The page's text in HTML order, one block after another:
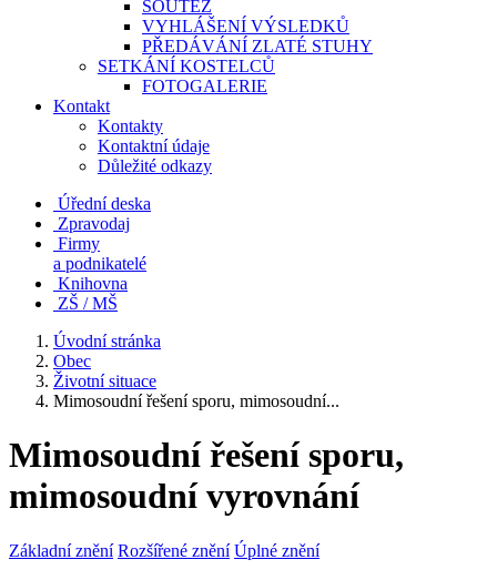
SOUTĚŽ
VYHLÁŠENÍ VÝSLEDKŮ
PŘEDÁVÁNÍ ZLATÉ STUHY
SETKÁNÍ KOSTELCŮ
FOTOGALERIE
Kontakt
Kontakty
Kontaktní údaje
Důležité odkazy
Úřední deska
Zpravodaj
Firmy
a podnikatelé
Knihovna
ZŠ / MŠ
Úvodní stránka
Obec
Životní situace
Mimosoudní řešení sporu, mimosoudní...
Mimosoudní řešení sporu,
mimosoudní vyrovnání
Základní znění Rozšířené znění Úplné znění